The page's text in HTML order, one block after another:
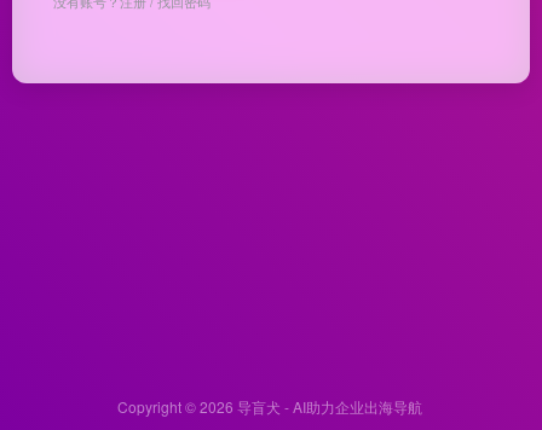
Copyright © 2026 导盲犬 - AI助力企业出海导航